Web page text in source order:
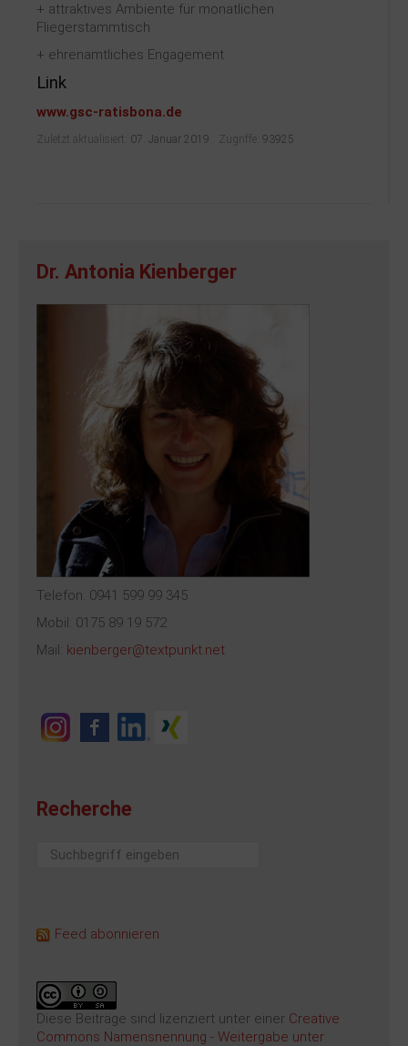
+ attraktives Ambiente für monatlichen
Fliegerstammtisch
+ ehrenamtliches Engagement
Link
www.gsc-ratisbona.de
Zuletzt aktualisiert: 07. Januar 2019 Zugriffe: 93925
Dr. Antonia Kienberger
Telefon: 0941 599 99 345
Mobil: 0175 89 19 572
Mail: kienberger@textpunkt.net
Recherche
Suchen
Feed abonnieren
Diese Beiträge sind lizenziert unter einer Creative
Commons Namensnennung - Weitergabe unter